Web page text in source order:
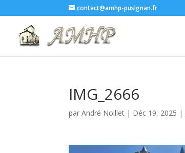
contact@amhp-pusignan.fr
IMG_2666
parAndré Noillet | Déc 19, 2025 |